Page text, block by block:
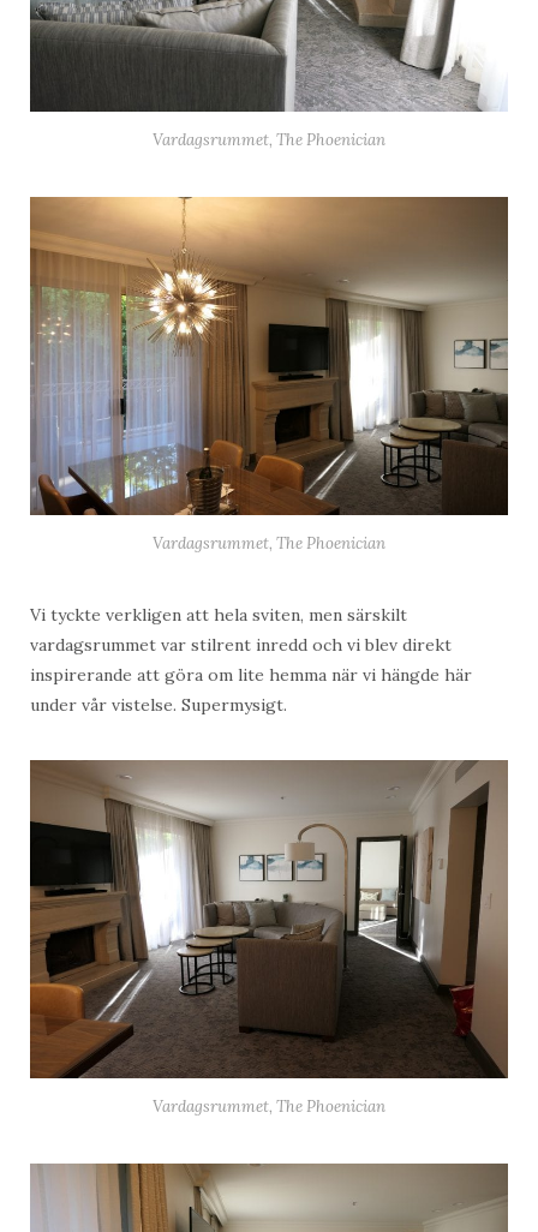
Vardagsrummet, The Phoenician
Vardagsrummet, The Phoenician
Vi tyckte verkligen att hela sviten, men särskilt
vardagsrummet var stilrent inredd och vi blev direkt
inspirerande att göra om lite hemma när vi hängde här
under vår vistelse. Supermysigt.
Vardagsrummet, The Phoenician